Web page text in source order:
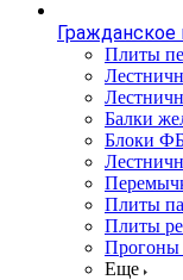
Плиты
Балки
Блоки
Плиты
Плиты
Прогоны
Еще